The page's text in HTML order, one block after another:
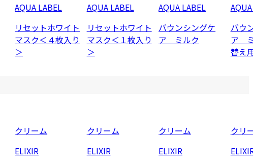
AQUA LABEL
リセットホワイト
マスク＜４枚入り
＞
AQUA LABEL
リセットホワイト
マスク＜１枚入り
＞
AQUA LABEL
バウンシングケ
ア ミルク
バウ
ア
替え
クリーム
ELIXIR
クリーム
ELIXIR
クリーム
ELIXIR
クリ